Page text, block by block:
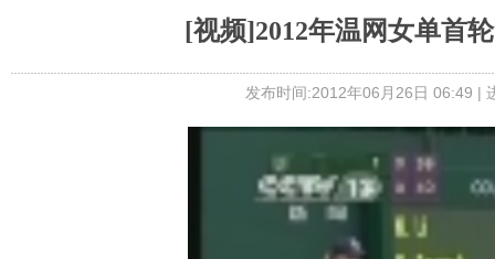
[视频]2012年温网女单首
发布时间:2012年06月26日 06:49 |